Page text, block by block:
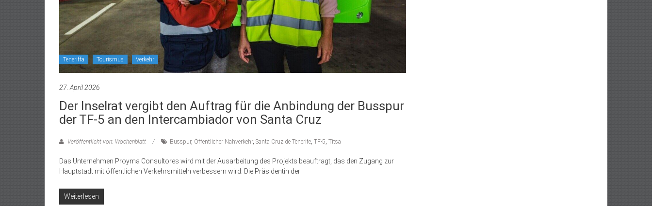
Teneriffa Tourismus Verkehr
27. April 2026
Der Inselrat vergibt den Auftrag für die Anbindung der Busspur
der TF-‌5 an den Intercambiador von Santa Cruz
Veröffentlicht von: Wochenblatt Busspur, Öffentlicher Nahverkehr, Santa Cruz de Tenerife, TF-5, Titsa
Das Unternehmen Proyma Consultores wird mit der Ausarbeitung des Projekts beauftragt, das den Zugang zur
Hauptstadt mit öffentlichen Verkehrsmitteln verbessern wird. Die Präsidentin der
Weiterlesen